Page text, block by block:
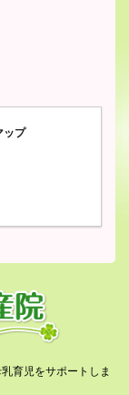
ップ
育児をサポートしま